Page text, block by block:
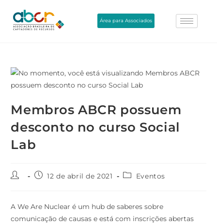
Área para Associados
Membros ABCR possuem
desconto no curso Social
Lab
12 de abril de 2021 Eventos
A We Are Nuclear é um hub de saberes sobre
comunicação de causas e está com inscrições abertas